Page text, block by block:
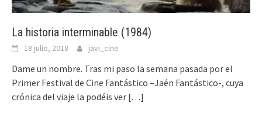
La historia interminable (1984)
18 julio, 2018 javi_cine
Dame un nombre. Tras mi paso la semana pasada por el
Primer Festival de Cine Fantástico –Jaén Fantástico-, cuya
crónica del viaje la podéis ver […]